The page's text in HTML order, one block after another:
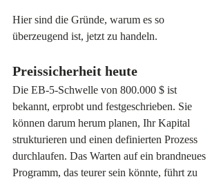
Hier sind die Gründe, warum es so
überzeugend ist, jetzt zu handeln.
Preissicherheit heute
Die EB-5-Schwelle von 800.000 $ ist
bekannt, erprobt und festgeschrieben. Sie
können darum herum planen, Ihr Kapital
strukturieren und einen definierten Prozess
durchlaufen. Das Warten auf ein brandneues
Programm, das teurer sein könnte, führt zu